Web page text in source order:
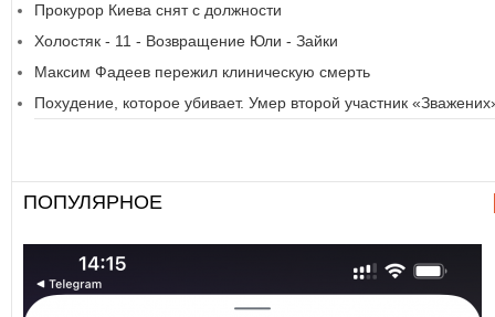
Прокурор Киева снят с должности
Холостяк - 11 - Возвращение Юли - Зайки
Максим Фадеев пережил клиническую смерть
Похудение, которое убивает. Умер второй участник
ПОПУЛЯРНОЕ